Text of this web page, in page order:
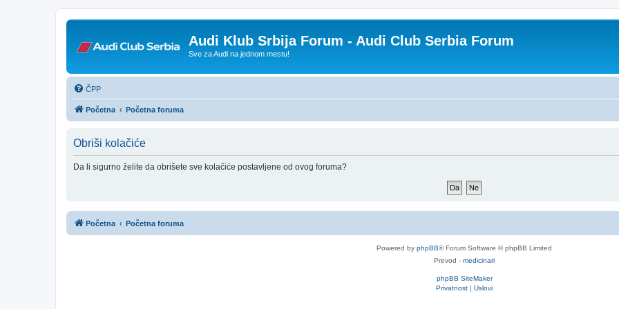
Audi Klub Srbija Forum - Audi Club Serbia Forum
Sve za Audi na jednom mestu!
ČPP
Početna Početna foruma
Obriši kolačiće
Da li sigurno želite da obrišete sve kolačiće postavljene od ovog foruma?
Početna Početna foruma
Powered by phpBB® Forum Software © phpBB Limited
Prevod - medicinari
phpBB SiteMaker
Privatnost | Uslovi